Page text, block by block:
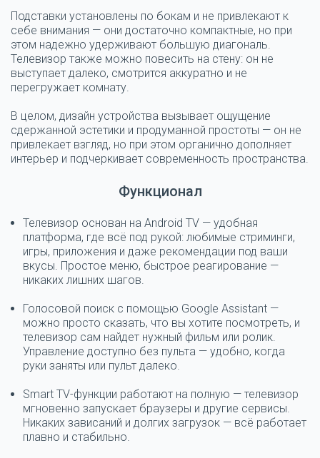
Подставки установлены по бокам и не привлекают к
себе внимания — они достаточно компактные, но при
этом надежно удерживают большую диагональ.
Телевизор также можно повесить на стену: он не
выступает далеко, смотрится аккуратно и не
перегружает комнату.
В целом, дизайн устройства вызывает ощущение
сдержанной эстетики и продуманной простоты — он не
привлекает взгляд, но при этом органично дополняет
интерьер и подчеркивает современность пространства.
Функционал
Телевизор основан на Android TV — удобная
платформа, где всё под рукой: любимые стриминги,
игры, приложения и даже рекомендации под ваши
вкусы. Простое меню, быстрое реагирование —
никаких лишних шагов.
Голосовой поиск с помощью Google Assistant —
можно просто сказать, что вы хотите посмотреть, и
телевизор сам найдет нужный фильм или ролик.
Управление доступно без пульта — удобно, когда
руки заняты или пульт далеко.
Smart TV-функции работают на полную — телевизор
мгновенно запускает браузеры и другие сервисы.
Никаких зависаний и долгих загрузок — всё работает
плавно и стабильно.